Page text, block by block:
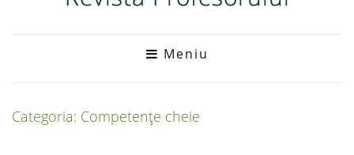
Meniu
Categoria: Competențe cheie